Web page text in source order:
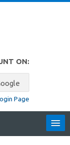
ON:
Page